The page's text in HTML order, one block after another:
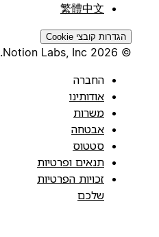
繁體中文
הגדרות קובצי Cookie
© 2026 Notion Labs, Inc.
החברה
אודותינו
משרות
אבטחה
סטטוס
תנאים ופרטיות
זכויות הפרטיות
שלכם